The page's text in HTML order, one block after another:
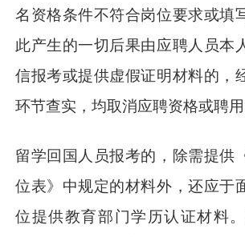
名资格条件不符合岗位要求或填
此产生的一切后果由应聘人员本
信报考或提供虚假证明材料的，
环节查实，均取消应聘资格或聘用
留学回国人员报考的，除需提供
位表》中规定的材料外，还应于
位提供教育部门学历认证材料